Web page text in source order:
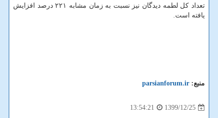
تعداد کل لطمه دیدگان نیز نسبت به زمان مشابه ۲۲۱ درصد افزایش
یافته است.
منبع: parsianforum.ir
1399/12/25
13:54:21